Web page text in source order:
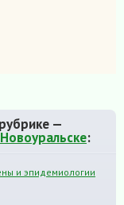
—
:
и эпидемиологии